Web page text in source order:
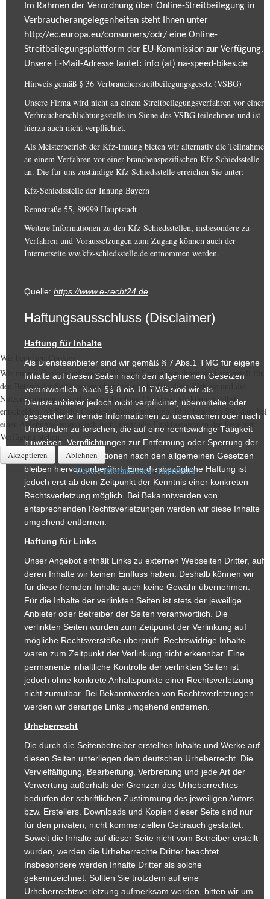
Im Rahmen der Verordnung über Online-Streitbeilegung in
Verbraucherangelegenheiten steht Ihnen unter
http://ec.europa.eu/consumers/odr/ eine Online-
Streitbeilegungsplattform der EU-Kommission zur Verfügung.
Unsere E-Mail-Adresse lautet: info (at) na-speed-bikes.de
Hinweis gemäß § 36 Verbraucherstreitbeilegungsgesetz (VSBG)
Unsere Firma wird nicht an einem Streitbeilegungsverfahren vor einer
Verbraucherschlichtungsstelle im Sinne des VSBG teilnehmen und ist
hierzu auch nicht verpflichtet.
Als Meisterbetrieb der Kfz-Innung bieten wir alternativ die Teilnahme
an einem Verfahren vor einer branchenspezifischen Kfz-Schiedsstelle
an. Die für uns zuständige Kfz-Schiedsstelle erreichen Sie unter:
Kfz-Schiedsstelle der Innung Bayern
Rennstraße 55, 89999 Hauptstadt
Weitere Informationen zu den Kfz-Schiedsstellen, insbesondere zu
Verfahren und Voraussetzungen zum Zugang können auch der
Internetseite ww.kfz-schiedsstelle.de entnommen werden.
Quelle: https://www.e-recht24.de
Haftungsausschluss (Disclaimer)
Haftung für Inhalte
Als Diensteanbieter sind wir gemäß § 7 Abs.1 TMG für eigene
Inhalte auf diesen Seiten nach den allgemeinen Gesetzen
verantwortlich. Nach §§ 8 bis 10 TMG sind wir als
Diensteanbieter jedoch nicht verpflichtet, übermittelte oder
gespeicherte fremde Informationen zu überwachen oder nach
Umständen zu forschen, die auf eine rechtswidrige Tätigkeit
hinweisen. Verpflichtungen zur Entfernung oder Sperrung der
Nutzung von Informationen nach den allgemeinen Gesetzen
bleiben hiervon unberührt. Eine diesbezügliche Haftung ist
jedoch erst ab dem Zeitpunkt der Kenntnis einer konkreten
Rechtsverletzung möglich. Bei Bekanntwerden von
entsprechenden Rechtsverletzungen werden wir diese Inhalte
umgehend entfernen.
Haftung für Links
Unser Angebot enthält Links zu externen Webseiten Dritter, auf
deren Inhalte wir keinen Einfluss haben. Deshalb können wir
für diese fremden Inhalte auch keine Gewähr übernehmen.
Für die Inhalte der verlinkten Seiten ist stets der jeweilige
Anbieter oder Betreiber der Seiten verantwortlich. Die
verlinkten Seiten wurden zum Zeitpunkt der Verlinkung auf
mögliche Rechtsverstöße überprüft. Rechtswidrige Inhalte
waren zum Zeitpunkt der Verlinkung nicht erkennbar. Eine
permanente inhaltliche Kontrolle der verlinkten Seiten ist
jedoch ohne konkrete Anhaltspunkte einer Rechtsverletzung
nicht zumutbar. Bei Bekanntwerden von Rechtsverletzungen
werden wir derartige Links umgehend entfernen.
Urheberrecht
Die durch die Seitenbetreiber erstellten Inhalte und Werke auf
diesen Seiten unterliegen dem deutschen Urheberrecht. Die
Vervielfältigung, Bearbeitung, Verbreitung und jede Art der
Verwertung außerhalb der Grenzen des Urheberrechtes
bedürfen der schriftlichen Zustimmung des jeweiligen Autors
bzw. Erstellers. Downloads und Kopien dieser Seite sind nur
für den privaten, nicht kommerziellen Gebrauch gestattet.
Soweit die Inhalte auf dieser Seite nicht vom Betreiber erstellt
wurden, werden die Urheberrechte Dritter beachtet.
Insbesondere werden Inhalte Dritter als solche
gekennzeichnet. Sollten Sie trotzdem auf eine
Urheberrechtsverletzung aufmerksam werden, bitten wir um
Wir benutzen Cookies
Wir nutzen Cookies auf unserer Website. Einige von ihnen sind essenziell für
den Betrieb der Seite, während andere uns helfen, diese Website und die
Nutzererfahrung zu verbessern (Tracking Cookies). Sie können selbst
entscheiden, ob Sie die Cookies zulassen möchten. Bitte beachten Sie, dass bei
einer Ablehnung womöglich nicht mehr alle Funktionalitäten der Seite zur
Verfügung stehen.
Akzeptieren Ablehnen
Weitere Informationen|Impressum